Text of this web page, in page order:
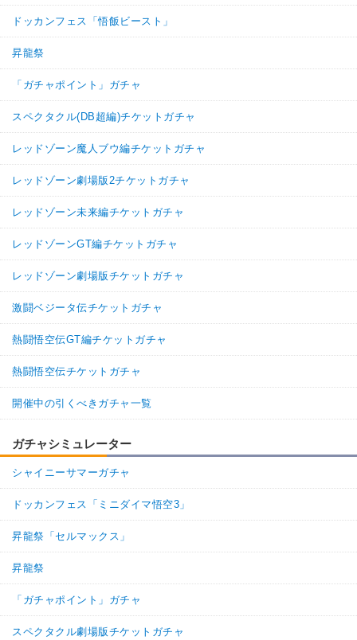
ドッカンフェス「悟飯ビースト」
昇龍祭
「ガチャポイント」ガチャ
スペクタクル(DB超編)チケットガチャ
レッドゾーン魔人ブウ編チケットガチャ
レッドゾーン劇場版2チケットガチャ
レッドゾーン未来編チケットガチャ
レッドゾーンGT編チケットガチャ
レッドゾーン劇場版チケットガチャ
激闘ベジータ伝チケットガチャ
熱闘悟空伝GT編チケットガチャ
熱闘悟空伝チケットガチャ
開催中の引くべきガチャ一覧
ガチャシミュレーター
シャイニーサマーガチャ
ドッカンフェス「ミニダイマ悟空3」
昇龍祭「セルマックス」
昇龍祭
「ガチャポイント」ガチャ
スペクタクル劇場版チケットガチャ